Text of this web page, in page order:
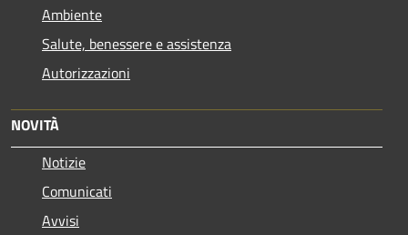
Ambiente
Salute, benessere e assistenza
Autorizzazioni
NOVITÀ
Notizie
Comunicati
Avvisi